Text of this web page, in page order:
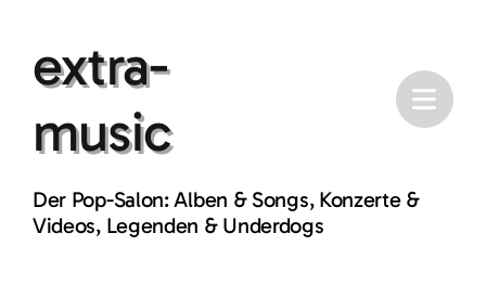
contentextra-
music
Der Pop-Salon: Alben & Songs, Konzerte &
Videos, Legenden & Underdogs